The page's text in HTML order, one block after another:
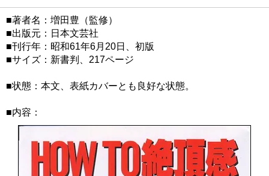
■著者名：増田豊（監修）
■出版元：日本文芸社
■刊行年：昭和61年6月20日、初版
■サイズ：新書判、217ページ
■状態：本文、表紙カバーとも良好な状態。
■内容：